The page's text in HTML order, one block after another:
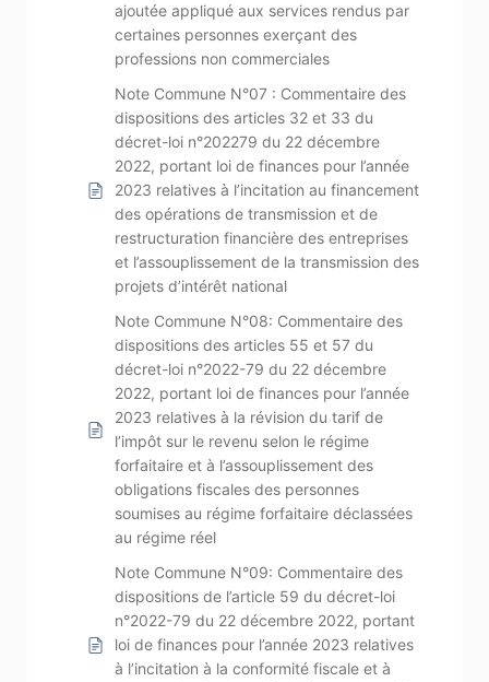
ajoutée appliqué aux services rendus par
certaines personnes exerçant des
professions non commerciales
Note Commune N°07 : Commentaire des
dispositions des articles 32 et 33 du
décret-loi n°202279 du 22 décembre
2022, portant loi de finances pour l’année
2023 relatives à l’incitation au financement
des opérations de transmission et de
restructuration financière des entreprises
et l’assouplissement de la transmission des
projets d’intérêt national
Note Commune N°08: Commentaire des
dispositions des articles 55 et 57 du
décret-loi n°2022-79 du 22 décembre
2022, portant loi de finances pour l’année
2023 relatives à la révision du tarif de
l’impôt sur le revenu selon le régime
forfaitaire et à l’assouplissement des
obligations fiscales des personnes
soumises au régime forfaitaire déclassées
au régime réel
Note Commune N°09: Commentaire des
dispositions de l’article 59 du décret-loi
n°2022-79 du 22 décembre 2022, portant
loi de finances pour l’année 2023 relatives
à l’incitation à la conformité fiscale et à